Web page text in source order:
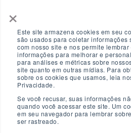
×
Este site armazena cookies em seu
são usados para coletar informações
com nosso site e nos permite
informações para melhorar e
para análises e métricas sobre
site quanto em outras mídias. Para
sobre os cookies que usamos, leia
Privacidade.
Se você recusar, suas informações
quando você acessar este site. Um
em seu navegador para lembrar
ser rastreado.